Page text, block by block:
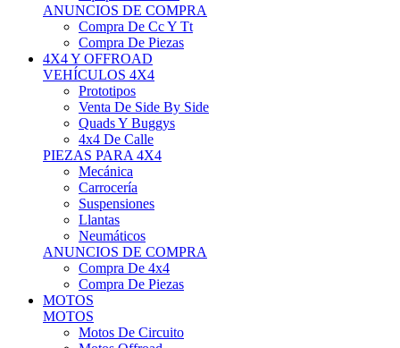
ANUNCIOS DE COMPRA
Compra De Cc Y Tt
Compra De Piezas
4X4 Y OFFROAD
VEHÍCULOS 4X4
Prototipos
Venta De Side By Side
Quads Y Buggys
4x4 De Calle
PIEZAS PARA 4X4
Mecánica
Carrocería
Suspensiones
Llantas
Neumáticos
ANUNCIOS DE COMPRA
Compra De 4x4
Compra De Piezas
MOTOS
MOTOS
Motos De Circuito